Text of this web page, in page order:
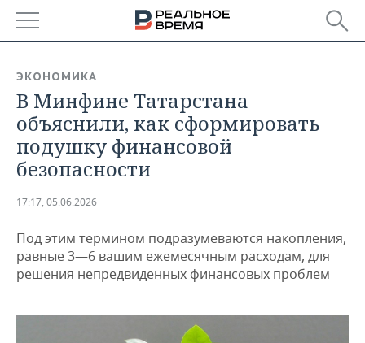
БАШКОРТОСТАН
ТАТАРСТАН
УДМУРТИЯ
НОВОСТИ
АНАЛИТИКА
НОВОСТИ АНАЛИТИКИ
ДЕКЛАРАЦИИ О ДОХОДАХ
КОРОЛИ ГОСЗАКАЗА ПФО
ВУЗЫ ТАТАРСТАНА
КОМУ ПРИНАДЛЕЖАТ
ЭКОНОМИКА
НОВОСТИ ЭКОНОМИКИ
ФИНАНСЫ
БАНКИ
БЮДЖЕТ
ПРОМЫШЛЕННОСТЬ
НОВОСТИ
ПРОМЫШЛЕННОСТИ
НЕДВИЖИМОСТЬ
НОВОСТИ НЕДВИЖИМОСТИ
АВТО
НОВОСТИ АВТО
БИЗНЕС
ЭКОНОМИКА
В Минфине Татарстана
объяснили, как сформировать
подушку финансовой
безопасности
17:17, 05.06.2026
Под этим термином подразумеваются накопления,
равные 3—6 вашим ежемесячным расходам, для
решения непредвиденных финансовых проблем